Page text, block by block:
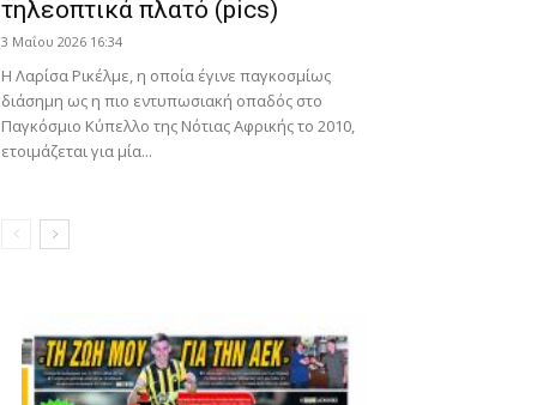
τηλεοπτικά πλατό (pics)
3 Μαΐου 2026 16:34
Η Λαρίσα Ρικέλμε, η οποία έγινε παγκοσμίως
διάσημη ως η πιο εντυπωσιακή οπαδός στο
Παγκόσμιο Κύπελλο της Νότιας Αφρικής το 2010,
ετοιμάζεται για μία...